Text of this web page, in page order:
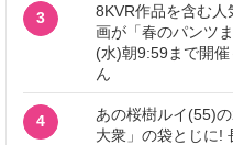
3
8KVR作品を含む
画が「春のパンツ
(水)朝9:59まで開
ん
4
あの桜樹ルイ(55)
大衆」の袋とじに!